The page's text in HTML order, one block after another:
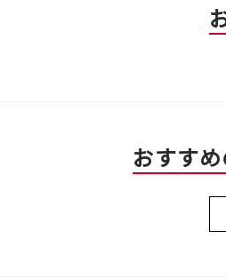
おすす